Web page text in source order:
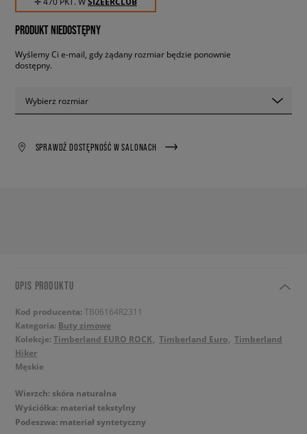
PRODUKT NIEDOSTĘPNY
Wyślemy Ci e-mail, gdy żądany rozmiar będzie ponownie
dostępny.
Wybierz rozmiar
SPRAWDŹ DOSTĘPNOŚĆ W SALONACH
OPIS PRODUKTU
Kod producenta:TB06164R2311
Kategoria: Buty zimowe
Kolekcje:Timberland EURO ROCK Timberland Euro Timberland
Hiker
Męskie
Wierzch: skóra naturalna
Wyściółka: materiał tekstylny
Podeszwa: materiał syntetyczny